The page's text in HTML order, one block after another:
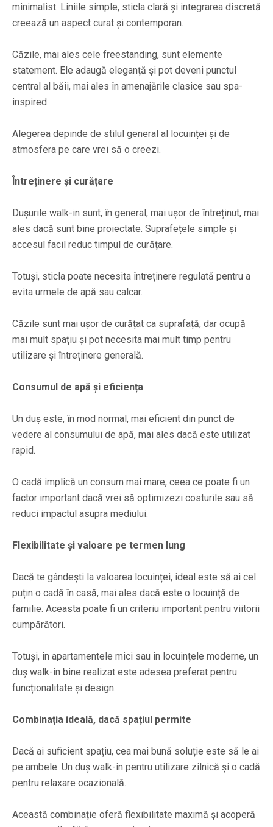
minimalist. Liniile simple, sticla clară și integrarea discretă
creează un aspect curat și contemporan.
Căzile, mai ales cele freestanding, sunt elemente
statement. Ele adaugă eleganță și pot deveni punctul
central al băii, mai ales în amenajările clasice sau spa-
inspired.
Alegerea depinde de stilul general al locuinței și de
atmosfera pe care vrei să o creezi.
Întreținere și curățare
Dușurile walk-in sunt, în general, mai ușor de întreținut, mai
ales dacă sunt bine proiectate. Suprafețele simple și
accesul facil reduc timpul de curățare.
Totuși, sticla poate necesita întreținere regulată pentru a
evita urmele de apă sau calcar.
Căzile sunt mai ușor de curățat ca suprafață, dar ocupă
mai mult spațiu și pot necesita mai mult timp pentru
utilizare și întreținere generală.
Consumul de apă și eficiența
Un duș este, în mod normal, mai eficient din punct de
vedere al consumului de apă, mai ales dacă este utilizat
rapid.
O cadă implică un consum mai mare, ceea ce poate fi un
factor important dacă vrei să optimizezi costurile sau să
reduci impactul asupra mediului.
Flexibilitate și valoare pe termen lung
Dacă te gândești la valoarea locuinței, ideal este să ai cel
puțin o cadă în casă, mai ales dacă este o locuință de
familie. Aceasta poate fi un criteriu important pentru viitorii
cumpărători.
Totuși, în apartamentele mici sau în locuințele moderne, un
duș walk-in bine realizat este adesea preferat pentru
funcționalitate și design.
Combinația ideală, dacă spațiul permite
Dacă ai suficient spațiu, cea mai bună soluție este să le ai
pe ambele. Un duș walk-in pentru utilizare zilnică și o cadă
pentru relaxare ocazională.
Această combinație oferă flexibilitate maximă și acoperă